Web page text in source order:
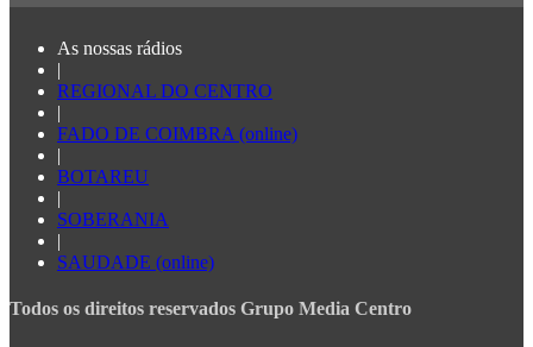
As nossas rádios
|
REGIONAL DO CENTRO
|
FADO DE COIMBRA (online)
|
BOTAREU
|
SOBERANIA
|
SAUDADE (online)
Todos os direitos reservados Grupo Media Centro